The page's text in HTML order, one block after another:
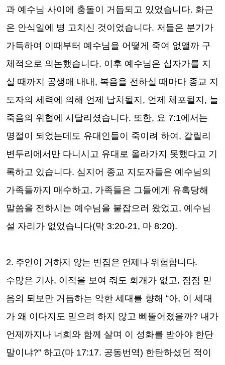
과 예수님 사이에 충돌이 거듭되고 있었습니다. 화근
은 안식일에 병 고치신 것이었습니다. 저들은 분기가
가득하여 이때부터 예수님을 어떻게 죽여 없앨까 구
체적으로 의논했습니다. 이후 예수님은 십자가를 지
실 때까지 공생애 내내 , 복음을 전하실 때마다 종교 지
도자의 세력에 의해 언제 납치될지 , 언제 체포될지 , 늘
죽음의 위협에 시달리셨습니다. 또한, 요 7:1에서는
명절이 되었는데도 유대인들이 죽이려 하여 , 갈릴리
변두리에서만 다니시고 유대로 올라가지 못했다고 기
록하고 있습니다. 심지어 종교 지도자들은 예수님의
가족들까지 매수하고, 가족들은 그들에게 유혹당해
말씀을 전하시는 예수님을 붙잡으러 왔었고, 예수님
설 자리가 없었습니다(막 3:20-21, 마 8:20).
2. 주인이 거하지 않는 빈집은 언제나 위험합니다.
수많은 기사, 이적을 보여 줘도 회개가 없고, 점점 믿
음의 퇴보만 거듭하는 악한 세대를 향해 “아, 이 세대
가 왜 이다지도 믿으려 하지 않고 삐뚤어졌을까? 내가
언제까지나 너희와 함께 살며 이 성화를 받아야 한단
말이냐?” 하고(마 17:17. 공동번역) 한탄하셨던 적이